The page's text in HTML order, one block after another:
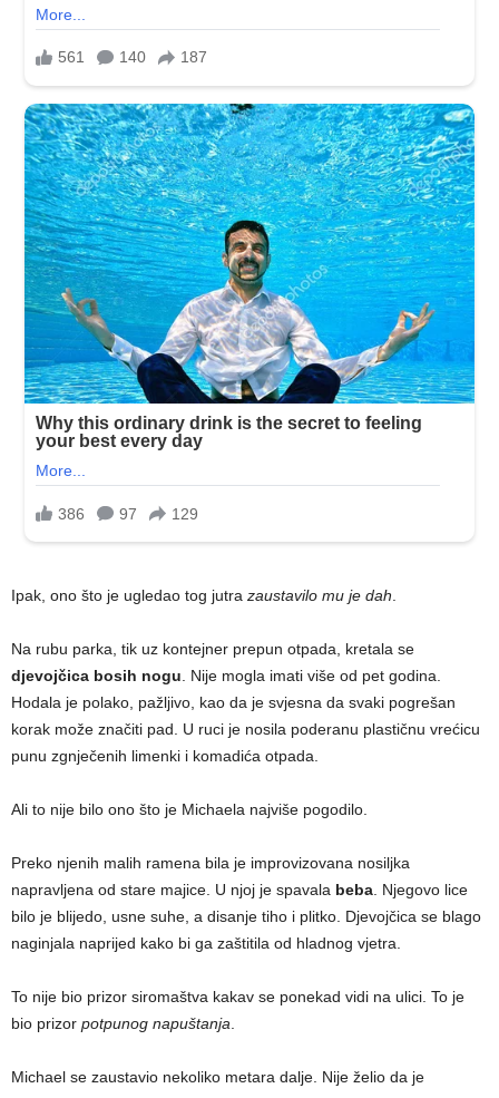
Ipak, ono što je ugledao tog jutra zaustavilo mu je dah.
Na rubu parka, tik uz kontejner prepun otpada, kretala se
djevojčica bosih nogu. Nije mogla imati više od pet godina.
Hodala je polako, pažljivo, kao da je svjesna da svaki pogrešan
korak može značiti pad. U ruci je nosila poderanu plastičnu vrećicu
punu zgnječenih limenki i komadića otpada.
Ali to nije bilo ono što je Michaela najviše pogodilo.
Preko njenih malih ramena bila je improvizovana nosiljka
napravljena od stare majice. U njoj je spavala beba. Njegovo lice
bilo je blijedo, usne suhe, a disanje tiho i plitko. Djevojčica se blago
naginjala naprijed kako bi ga zaštitila od hladnog vjetra.
To nije bio prizor siromaštva kakav se ponekad vidi na ulici. To je
bio prizor potpunog napuštanja.
Michael se zaustavio nekoliko metara dalje. Nije želio da je